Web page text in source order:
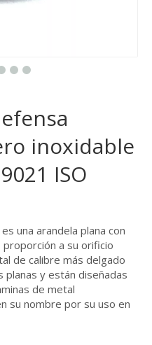
inoxidable
ISO
una arandela plana con
a su orificio
de calibre más delgado
planas y están diseñadas
de metal
su nombre por su uso en